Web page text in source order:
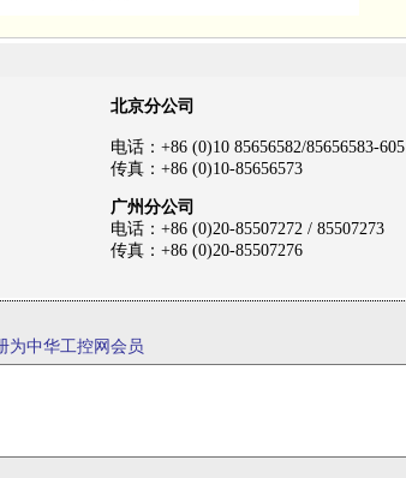
北京分公司
电话：+86 (0)10 85656582/85656583-605
传真：+86 (0)10-85656573
广州分公司
电话：+86 (0)20-85507272 / 85507273
传真：+86 (0)20-85507276
为中华工控网会员